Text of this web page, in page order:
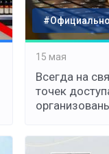
15 мая
Всегда на
точек